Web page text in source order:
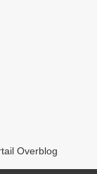
Overblog